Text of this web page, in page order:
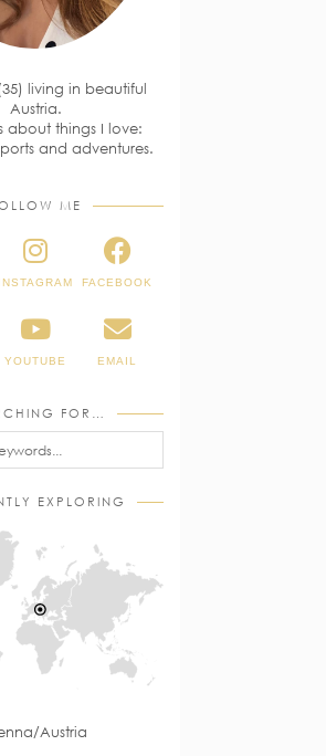
living in beautiful
Austria.
about things I love:
and adventures.
ME
INSTAGRAM FACEBOOK
YOUTUBE EMAIL
FOR…
EXPLORING
Austria